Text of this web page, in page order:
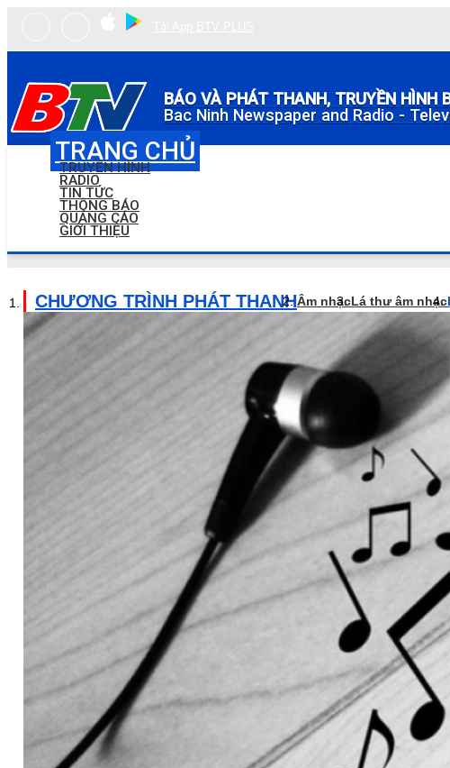
BÁO VÀ PHÁT THANH, TRUYỀN HÌNH
Bac Ninh Newspaper and Radio -
TRANG CHỦ
TRUYỀN HÌNH
RADIO
TIN TỨC
THÔNG BÁO
QUẢNG CÁO
GIỚI THIỆU
CHƯƠNG TRÌNH PHÁT THANHÂm nhạcLá thư âm nhạc